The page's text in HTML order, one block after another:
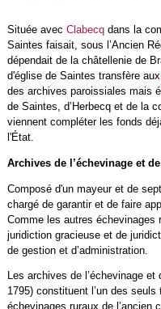
Située avec Clabecqdans la
Saintes faisait, sous l’Ancien
dépendait de la châtellenie de
d'église de Saintes transfère aux
des archives paroissiales mais
de Saintes, d’Herbecq et de la
viennent compléter les fonds
l'État.
Archives de l’échevinage et
Composé d'un mayeur et de
chargé de garantir et de faire
Comme les autres
juridiction gracieuse et de
de gestion et d’administration.
Les archives de l’échevinage
1795) constituent l’un des
échevinages ruraux de l’ancien